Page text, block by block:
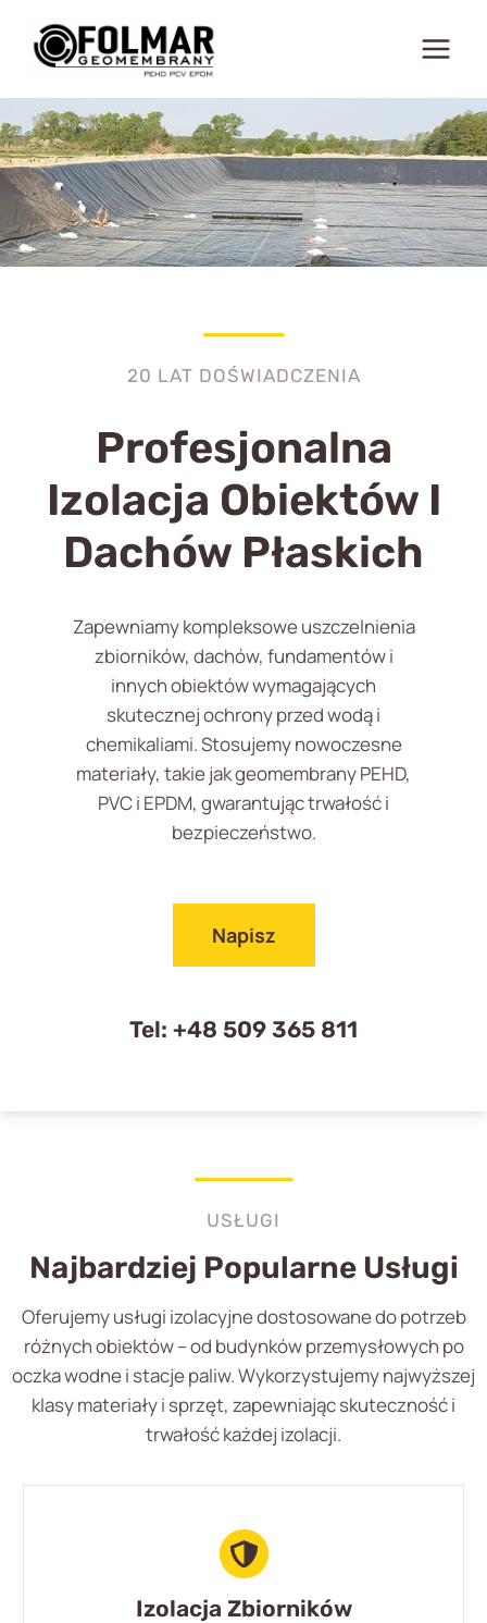
treści
20 LAT DOŚWIADCZENIA
Profesjonalna
Izolacja Obiektów I
Dachów Płaskich
Zapewniamy kompleksowe uszczelnienia
zbiorników, dachów, fundamentów i
innych obiektów wymagających
skutecznej ochrony przed wodą i
chemikaliami. Stosujemy nowoczesne
materiały, takie jak geomembrany PEHD,
PVC i EPDM, gwarantując trwałość i
bezpieczeństwo.
Napisz
Tel: +48 509 365 811
USŁUGI
Najbardziej Popularne Usługi
Oferujemy usługi izolacyjne dostosowane do potrzeb
różnych obiektów – od budynków przemysłowych po
oczka wodne i stacje paliw. Wykorzystujemy najwyższej
klasy materiały i sprzęt, zapewniając skuteczność i
trwałość każdej izolacji.
Izolacja Zbiorników